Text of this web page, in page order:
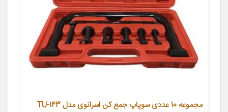
مجموعه 10 عددی سوپاپ جمع کن اسرانوی مدل TU-143